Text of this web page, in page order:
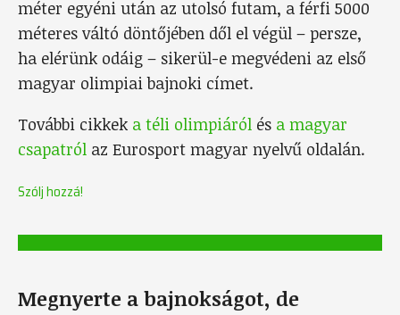
méter egyéni után az utolsó futam, a férfi 5000
méteres váltó döntőjében dől el végül – persze,
ha elérünk odáig – sikerül-e megvédeni az első
magyar olimpiai bajnoki címet.
További cikkek a téli olimpiáról és a magyar
csapatról az Eurosport magyar nyelvű oldalán.
Szólj hozzá!
Megnyerte a bajnokságot, de